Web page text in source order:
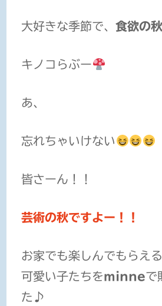
大好きな季節で、食欲の秋
キノコ らぶー
あ、
忘れちゃいけない
皆さーん！！
芸術の秋ですよー！！
お家でも楽しんでもらえ
可愛い子たちをminneで
た♪